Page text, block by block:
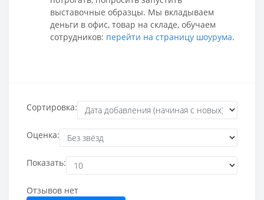
выставочные образцы. Мы вкладываем
деньги в офис, товар на складе, обучаем
сотрудников: перейти на страницу шоурума.
Сортировка:
Оценка:
Показать:
Отзывов нет